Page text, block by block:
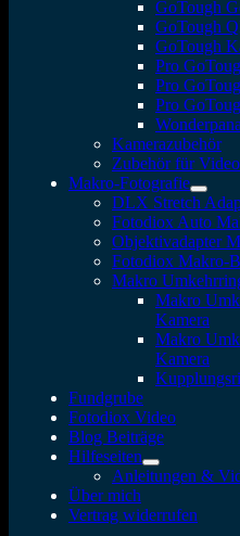
GoTough
GoTough
GoTough
Pro
Pro
Pro
Kamerazubehör
Zubehör für
Makro-Fotografie
DLX Stretch
Fotodiox Auto
Objektivadapter
Fotodiox Makro-
Makro
Makro
Kamera
Makro
Kamera
Fundgrube
Fotodiox Video
Blog Beiträge
Hilfeseiten
Anleitungen &
Über mich
Vertrag widerrufen